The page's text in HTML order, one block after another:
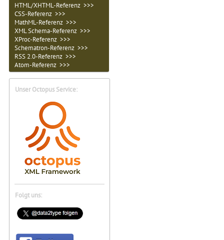
HTML/XHTML-Referenz >>>
CSS-Referenz >>>
MathML-Referenz >>>
XML Schema-Referenz >>>
XProc-Referenz >>>
Schematron-Referenz >>>
RSS 2.0-Referenz >>>
Atom-Referenz >>>
Unser Octopus Service:
Folgt uns: